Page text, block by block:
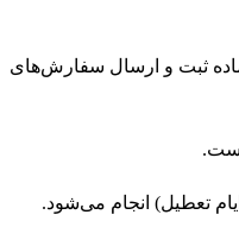
ثبت و ارسال سفارش‌های
تعطیل) انجام می‌شود.